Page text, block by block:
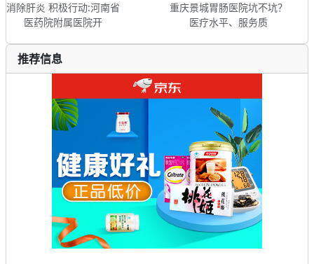
消除肝炎 积极行动:河南省
医药院附属医院开
重庆景城胃肠医院坑不坑？
医疗水平、服务质
推荐信息